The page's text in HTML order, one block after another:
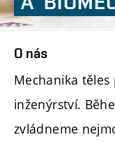
O nás
Mechanika
inženýrství.
zvládneme